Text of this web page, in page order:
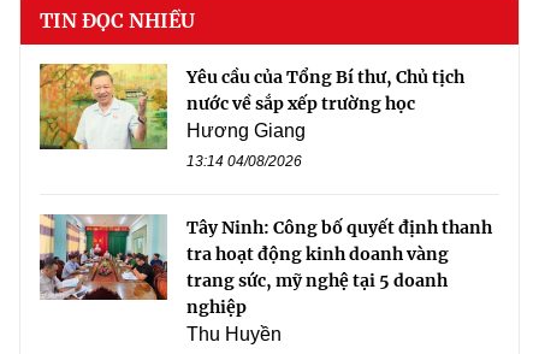
TIN ĐỌC NHIỀU
Yêu cầu của Tổng Bí thư, Chủ tịch
nước về sắp xếp trường học
Hương Giang
13:14 04/08/2026
Tây Ninh: Công bố quyết định thanh
tra hoạt động kinh doanh vàng
trang sức, mỹ nghệ tại 5 doanh
nghiệp
Thu Huyền